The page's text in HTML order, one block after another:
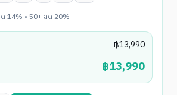
14% • 50+ ลด 20%
฿13,990
฿13,990